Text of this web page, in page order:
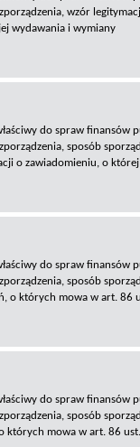
wzór
wydawania i wymiany
do spraw finansów
sposób
o zawiadomieniu, o
do spraw finansów
sposób
o których mowa w art. 86
do spraw finansów
sposób
których mowa w art. 86